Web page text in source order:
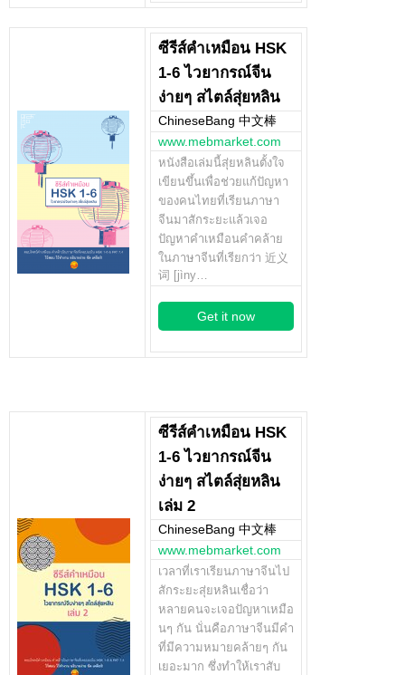
ซีรีส์คำเหมือน HSK
1-6 ไวยากรณ์จีน
ง่ายๆ สไตล์สุ่ยหลิน
ChineseBang 中文棒
www.mebmarket.com
หนังสือเล่มนี้สุ่ยหลินตั้งใจ
เขียนขึ้นเพื่อช่วยแก้ปัญหา
ของคนไทยที่เรียนภาษา
จีนมาสักระยะแล้วเจอ
ปัญหาคำเหมือนคำคล้าย
ในภาษาจีนที่เรียกว่า 近义
词 [jìny…
Get it now
ซีรีส์คำเหมือน HSK
1-6 ไวยากรณ์จีน
ง่ายๆ สไตล์สุ่ยหลิน
เล่ม 2
ChineseBang 中文棒
www.mebmarket.com
เวลาที่เราเรียนภาษาจีนไป
สักระยะสุ่ยหลินเชื่อว่า
หลายคนจะเจอปัญหาเหมือ
นๆ กัน นั่นคือภาษาจีนมีคำ
ที่มีความหมายคล้ายๆ กัน
เยอะมาก ซึ่งทำให้เราสับ